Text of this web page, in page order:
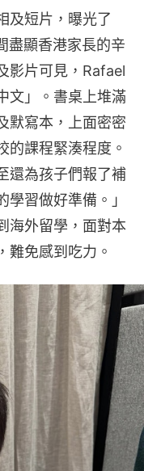
及短片，曝光了
盡顯香港家長的辛
影片可見，Rafael
文」。書桌上堆滿
默寫本，上面密密
的課程緊湊程度。
還為孩子們報了補
習做好準備。」
海外留學，面對本
難免感到吃力。